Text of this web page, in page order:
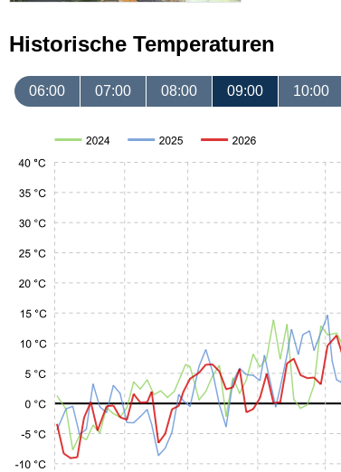
Historische Temperaturen
06:00 07:00 08:00 09:00 10:00